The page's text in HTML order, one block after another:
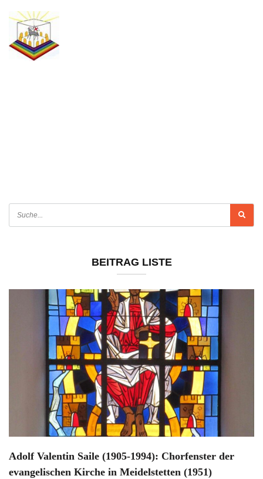
BEITRAG LISTE
Adolf Valentin Saile (1905-1994): Chorfenster der
evangelischen Kirche in Meidelstetten (1951)